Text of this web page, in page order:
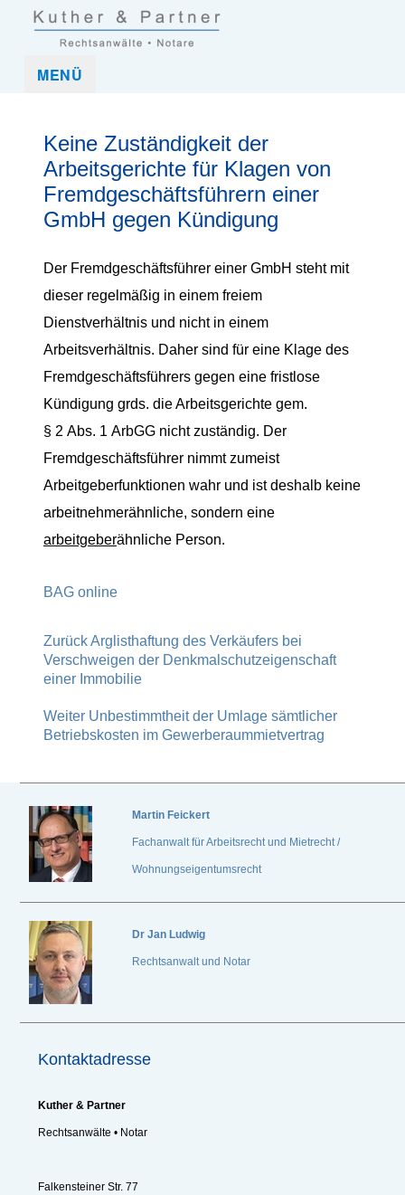
Kuther und Partner Rechtsanwaltskanzlei und Notar in Frankfurt
Kuther & Partner ist eine Anwaltskanzlei, die mittelständische
MENÜ
Keine Zuständigkeit der
Arbeitsgerichte für Klagen von
Fremdgeschäftsführern einer
GmbH gegen Kündigung
Der Fremdgeschäftsführer einer GmbH steht mit
dieser regelmäßig in einem freiem
Dienstverhältnis und nicht in einem
Arbeitsverhältnis. Daher sind für eine Klage des
Fremdgeschäftsführers gegen eine fristlose
Kündigung grds. die Arbeitsgerichte gem.
§ 2 Abs. 1 ArbGG nicht zuständig. Der
Fremdgeschäftsführer nimmt zumeist
Arbeitgeberfunktionen wahr und ist deshalb keine
arbeitnehmerähnliche, sondern eine
arbeitgeberähnliche Person.
BAG online
ZurückArglisthaftung des Verkäufers bei
Verschweigen der Denkmalschutzeigenschaft
einer Immobilie
Weiter Unbestimmtheit der Umlage sämtlicher
Betriebskosten im Gewerberaummietvertrag
Martin Feickert
Fachanwalt für Arbeitsrecht und Mietrecht /
Wohnungseigentumsrecht
Dr Jan Ludwig
Rechtsanwalt und Notar
Kontaktadresse
Kuther & Partner
Rechtsanwälte • Notar
Falkensteiner Str. 77